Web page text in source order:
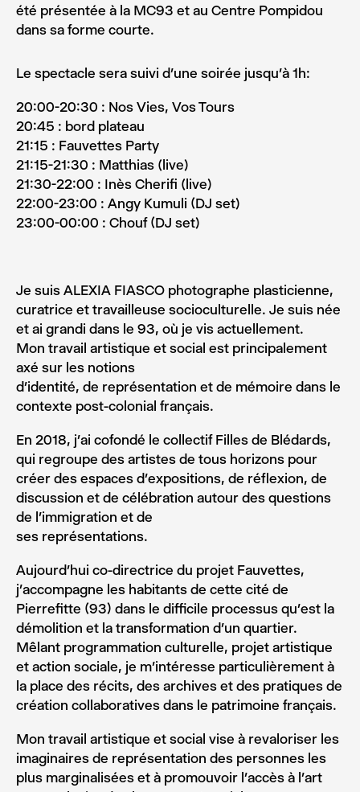
été présentée à la MC93 et au Centre Pompidou
dans sa forme courte.
Le spectacle sera suivi d’une soirée jusqu’à 1h:
20:00-20:30 : Nos Vies, Vos Tours
20:45 : bord plateau
21:15 : Fauvettes Party
21:15-21:30 : Matthias (live)
21:30-22:00 : Inès Cherifi (live)
22:00-23:00 : Angy Kumuli (DJ set)
23:00-00:00 : Chouf (DJ set)
Je suis ALEXIA FIASCO photographe plasticienne,
curatrice et travailleuse socioculturelle. Je suis née
et ai grandi dans le 93, où je vis actuellement.
Mon travail artistique et social est principalement
axé sur les notions
d’identité, de représentation et de mémoire dans le
contexte post-colonial français.
En 2018, j’ai cofondé le collectif Filles de Blédards,
qui regroupe des artistes de tous horizons pour
créer des espaces d’expositions, de réflexion, de
discussion et de célébration autour des questions
de l’immigration et de
ses représentations.
Aujourd’hui co-directrice du projet Fauvettes,
j’accompagne les habitants de cette cité de
Pierrefitte (93) dans le difficile processus qu’est la
démolition et la transformation d’un quartier.
Mêlant programmation culturelle, projet artistique
et action sociale, je m’intéresse particulièrement à
la place des récits, des archives et des pratiques de
création collaboratives dans le patrimoine français.
Mon travail artistique et social vise à revaloriser les
imaginaires de représentation des personnes les
plus marginalisées et à promouvoir l’accès à l’art